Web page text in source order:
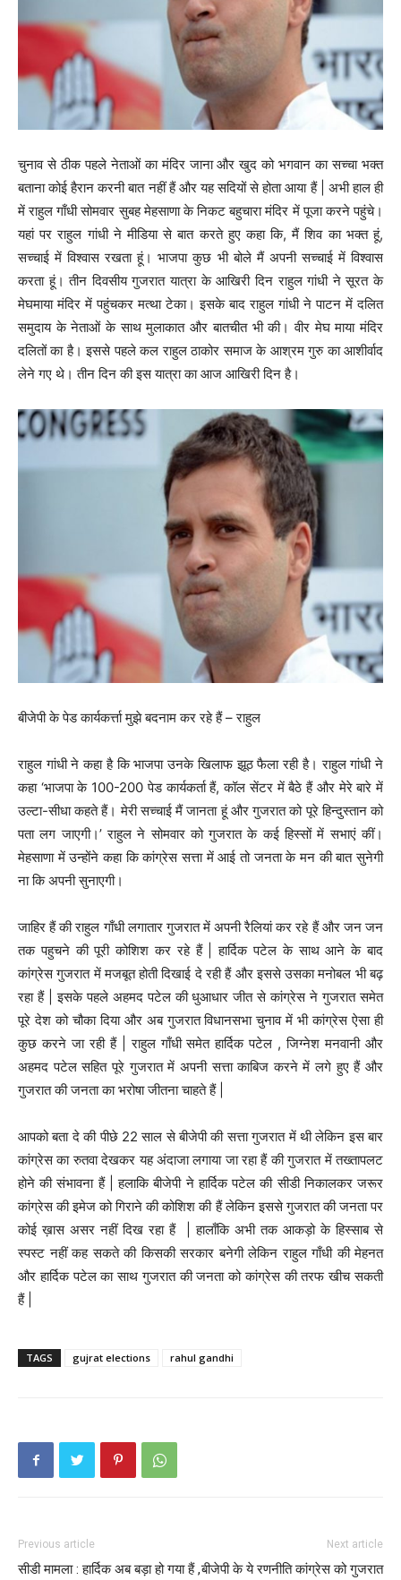
चुनाव से ठीक पहले नेताओं का मंदिर जाना और खुद को भगवान का सच्चा भक्त
बताना कोई हैरान करनी बात नहीं हैं और यह सदियों से होता आया हैं | अभी हाल ही
में राहुल गाँधी सोमवार सुबह मेहसाणा के निकट बहुचारा मंदिर में पूजा करने पहुंचे।
यहां पर राहुल गांधी ने मीडिया से बात करते हुए कहा कि, मैं शिव का भक्त हूं,
सच्चाई में विश्वास रखता हूं। भाजपा कुछ भी बोले मैं अपनी सच्चाई में विश्वास
करता हूं। तीन दिवसीय गुजरात यात्रा के आखिरी दिन राहुल गांधी ने सूरत के
मेघमाया मंदिर में पहुंचकर मत्था टेका। इसके बाद राहुल गांधी ने पाटन में दलित
समुदाय के नेताओं के साथ मुलाकात और बातचीत भी की। वीर मेघ माया मंदिर
दलितों का है। इससे पहले कल राहुल ठाकोर समाज के आश्रम गुरु का आशीर्वाद
लेने गए थे। तीन दिन की इस यात्रा का आज आखिरी दिन है।
बीजेपी के पेड कार्यकर्त्ता मुझे बदनाम कर रहे हैं – राहुल
राहुल गांधी ने कहा है कि भाजपा उनके खिलाफ झूठ फैला रही है। राहुल गांधी ने
कहा ‘भाजपा के 100-200 पेड कार्यकर्ता हैं, कॉल सेंटर में बैठे हैं और मेरे बारे में
उल्टा-सीधा कहते हैं। मेरी सच्चाई मैं जानता हूं और गुजरात को पूरे हिन्दुस्तान को
पता लग जाएगी।’ राहुल ने सोमवार को गुजरात के कई हिस्सों में सभाएं कीं।
मेहसाणा में उन्होंने कहा कि कांग्रेस सत्ता में आई तो जनता के मन की बात सुनेगी
ना कि अपनी सुनाएगी।
जाहिर हैं की राहुल गाँधी लगातार गुजरात में अपनी रैलियां कर रहे हैं और जन जन
तक पहुचने की पूरी कोशिश कर रहे हैं | हार्दिक पटेल के साथ आने के बाद
कांग्रेस गुजरात में मजबूत होती दिखाई दे रही हैं और इससे उसका मनोबल भी बढ़
रहा हैं | इसके पहले अहमद पटेल की धुआधार जीत से कांग्रेस ने गुजरात समेत
पूरे देश को चौका दिया और अब गुजरात विधानसभा चुनाव में भी कांग्रेस ऐसा ही
कुछ करने जा रही हैं | राहुल गाँधी समेत हार्दिक पटेल , जिग्नेश मनवानी और
अहमद पटेल सहित पूरे गुजरात में अपनी सत्ता काबिज करने में लगे हुए हैं और
गुजरात की जनता का भरोषा जीतना चाहते हैं |
आपको बता दे की पीछे 22 साल से बीजेपी की सत्ता गुजरात में थी लेकिन इस बार
कांग्रेस का रुतवा देखकर यह अंदाजा लगाया जा रहा हैं की गुजरात में तख्तापलट
होने की संभावना हैं | हलाकि बीजेपी ने हार्दिक पटेल की सीडी निकालकर जरूर
कांग्रेस की इमेज को गिराने की कोशिश की हैं लेकिन इससे गुजरात की जनता पर
कोई ख़ास असर नहीं दिख रहा हैं | हालाँकि अभी तक आकड़ो के हिस्साब से
स्पस्ट नहीं कह सकते की किसकी सरकार बनेगी लेकिन राहुल गाँधी की मेहनत
और हार्दिक पटेल का साथ गुजरात की जनता को कांग्रेस की तरफ खीच सकती
हैं |
TAGS gujrat elections rahul gandhi
Previous article
सीडी मामला : हार्दिक अब बड़ा हो गया हैं ,
Next article
बीजेपी के ये रणनीति कांग्रेस को गुजरात